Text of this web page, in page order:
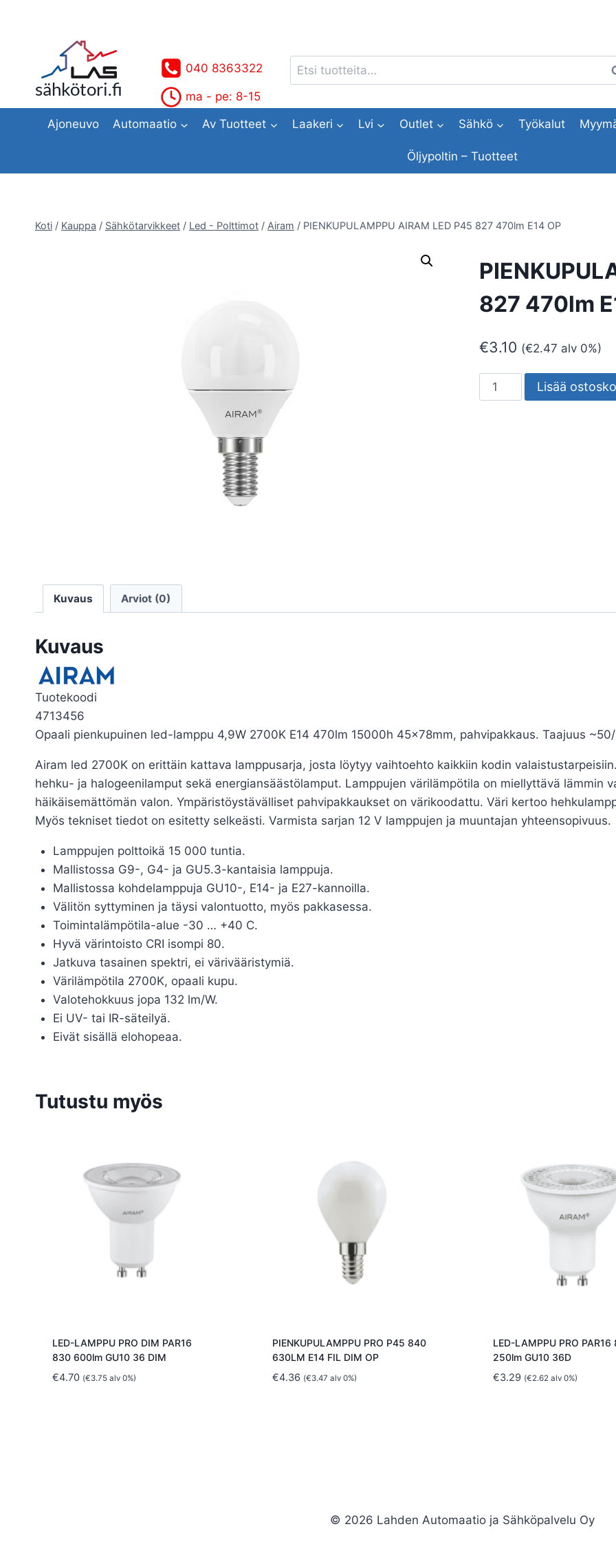
sähkötori.fi
040 8363322
ma - pe: 8-15
Etsi:
Ajoneuvo Automaatio Av Tuotteet Laakeri Lvi Outlet Sähkö Työkalut
Öljypoltin – Tuotteet
Koti / Kauppa / Sähkötarvikkeet / Led - Polttimot / Airam / PIENKUPULAMPPU AIRAM LED P45 827 470lm E14 OP
827 470lm
€3.10 (€2.47 alv 0%)
PIENKUPULAMPPU
AIRAM
Lisää
Kuvaus Arviot (0)
Kuvaus
Tuotekoodi
4713456
Opaali pienkupuinen led-lamppu 4,9W 2700K E14 470lm 15000h 45x78mm, pahvipakkaus. Taajuus
Airam led 2700K on erittäin kattava lamppusarja, josta löytyy vaihtoehto kaikkiin kodin
hehku- ja halogeenilamput sekä energiansäästölamput. Lamppujen värilämpötila on miellyttävä lämmin
häikäisemättömän valon. Ympäristöystävälliset pahvipakkaukset on värikoodattu. Väri kertoo
Myös tekniset tiedot on esitetty selkeästi. Varmista sarjan 12 V lamppujen ja muuntajan yhteensopivuus.
Lamppujen polttoikä 15 000 tuntia.
Mallistossa G9-, G4- ja GU5.3-kantaisia lamppuja.
Mallistossa kohdelamppuja GU10-, E14- ja E27-kannoilla.
Välitön syttyminen ja täysi valontuotto, myös pakkasessa.
Toimintalämpötila-alue -30 … +40 C.
Hyvä värintoisto CRI isompi 80.
Jatkuva tasainen spektri, ei värivääristymiä.
Värilämpötila 2700K, opaali kupu.
Valotehokkuus jopa 132 lm/W.
Ei UV- tai IR-säteilyä.
Eivät sisällä elohopeaa.
Tutustu myös
LED-LAMPPU PRO DIM PAR16
830 600lm GU10 36 DIM
€4.70 (€3.75alv 0%)
PIENKUPULAMPPU PRO P45 840
630LM E14 FIL DIM OP
€4.36 (€3.47 alv 0%)
LED-LAMPPU PRO PAR16
250lm GU10 36D
€3.29 (€2.62 alv 0%)
© 2026 Lahden Automaatio ja Sähköpalvelu Oy